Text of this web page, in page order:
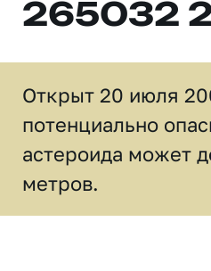
265032
Открыт 20 июля
потенциально
астероида может
метров.